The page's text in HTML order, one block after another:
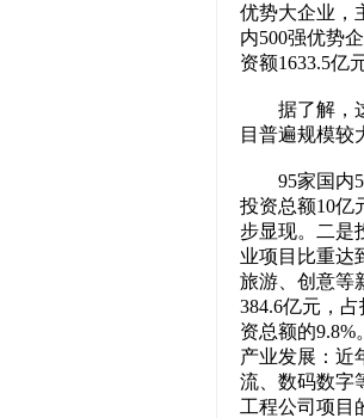
优势大企业，
内500强优势
资额1633.5亿
据了解，这
目普遍规模较
95家国内
投资总额10亿
步显现。二是
业项目比重达
旅游、创意等
384.6亿元，
资总额的
产业发展：近
流、数码数字
工程公司项目